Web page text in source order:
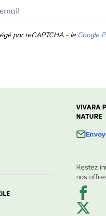
par reCAPTCHA - le Google
VIVARA
NATURE
Restez
nos